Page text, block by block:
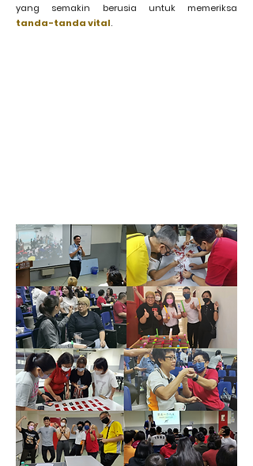
yang semakin berusia untuk memeriksa
tanda-tanda vital.